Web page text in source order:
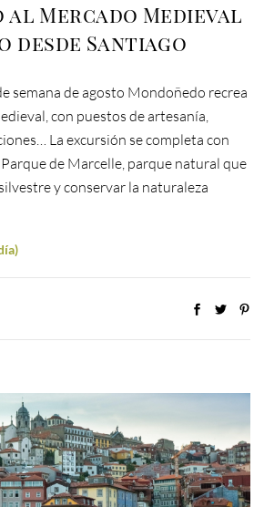
al Mercado Medieval
desde Santiago
semana de agosto Mondoñedo recrea
con puestos de artesanía,
La excursión se completa con
de Marcelle, parque natural que
y conservar la naturaleza